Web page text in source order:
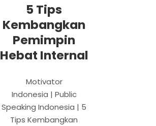
5 Tips
Kembangkan
Pemimpin
Hebat Internal
Motivator
Indonesia | Public
Speaking Indonesia | 5
Tips Kembangkan